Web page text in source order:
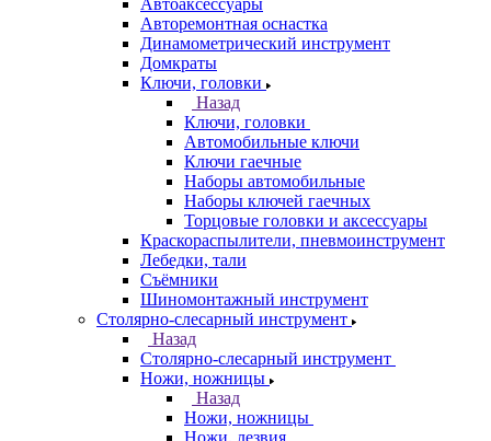
Автоаксессуары
Авторемонтная оснастка
Динамометрический инструмент
Домкраты
Ключи, головки
Назад
Ключи, головки
Автомобильные ключи
Ключи гаечные
Наборы автомобильные
Наборы ключей гаечных
Торцовые головки и аксессуары
Краскораспылители, пневмоинструмент
Лебедки, тали
Съёмники
Шиномонтажный инструмент
Столярно-слесарный инструмент
Назад
Столярно-слесарный инструмент
Ножи, ножницы
Назад
Ножи, ножницы
Ножи, лезвия